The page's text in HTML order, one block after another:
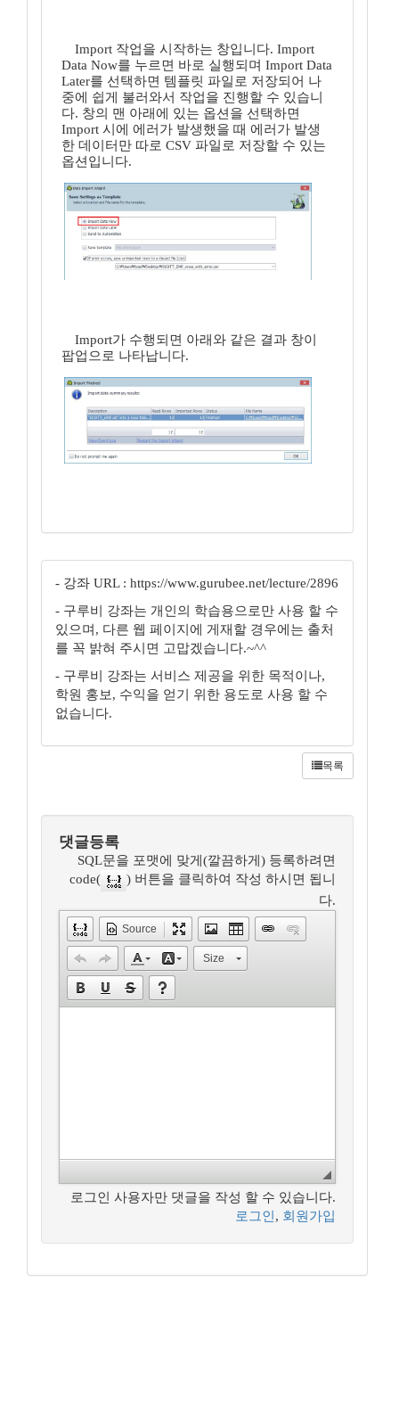
Import 작업을 시작하는 창입니다. Import
Data Now를 누르면 바로 실행되며 Import Data
Later를 선택하면 템플릿 파일로 저장되어 나
중에 쉽게 불러와서 작업을 진행할 수 있습니
다. 창의 맨 아래에 있는 옵션을 선택하면
Import 시에 에러가 발생했을 때 에러가 발생
한 데이터만 따로 CSV 파일로 저장할 수 있는
옵션입니다.
Import가 수행되면 아래와 같은 결과 창이
팝업으로 나타납니다.
- 강좌 URL : https://www.gurubee.net/lecture/2896
- 구루비 강좌는 개인의 학습용으로만 사용 할 수
있으며, 다른 웹 페이지에 게재할 경우에는 출처
를 꼭 밝혀 주시면 고맙겠습니다.~^^
- 구루비 강좌는 서비스 제공을 위한 목적이나,
학원 홍보, 수익을 얻기 위한 용도로 사용 할 수
없습니다.
목록
댓글등록
SQL문을 포맷에 맞게(깔끔하게) 등록하려면
code(
) 버튼을 클릭하여 작성 하시면 됩니
다.
Source
Size
로그인 사용자만 댓글을 작성 할 수 있습니다.
로그인 , 회원가입